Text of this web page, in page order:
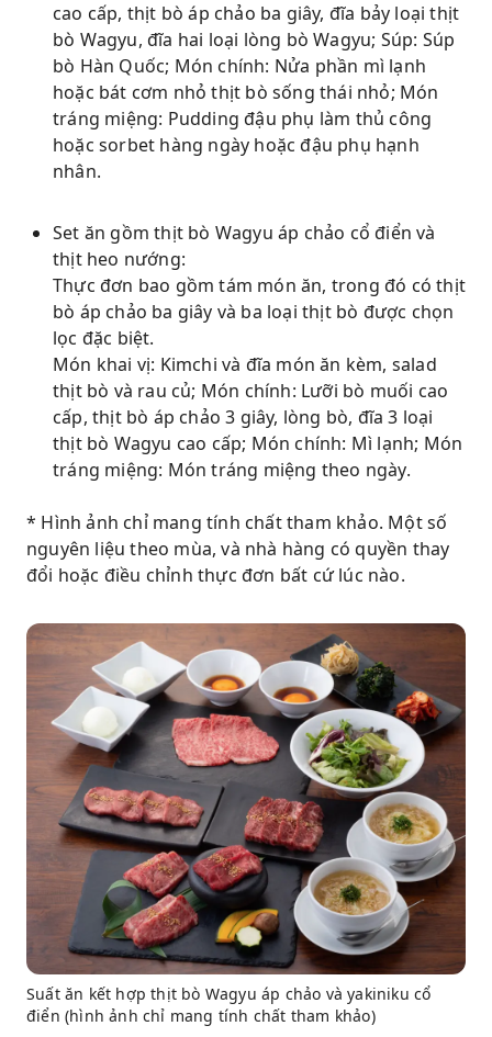
cao cấp, thịt bò áp chảo ba giây, đĩa bảy loại thịt
bò Wagyu, đĩa hai loại lòng bò Wagyu; Súp: Súp
bò Hàn Quốc; Món chính: Nửa phần mì lạnh
hoặc bát cơm nhỏ thịt bò sống thái nhỏ; Món
tráng miệng: Pudding đậu phụ làm thủ công
hoặc sorbet hàng ngày hoặc đậu phụ hạnh
nhân.
Set ăn gồm thịt bò Wagyu áp chảo cổ điển và
thịt heo nướng:
Thực đơn bao gồm tám món ăn, trong đó có thịt
bò áp chảo ba giây và ba loại thịt bò được chọn
lọc đặc biệt.
Món khai vị: Kimchi và đĩa món ăn kèm, salad
thịt bò và rau củ; Món chính: Lưỡi bò muối cao
cấp, thịt bò áp chảo 3 giây, lòng bò, đĩa 3 loại
thịt bò Wagyu cao cấp; Món chính: Mì lạnh; Món
tráng miệng: Món tráng miệng theo ngày.
* Hình ảnh chỉ mang tính chất tham khảo. Một số
nguyên liệu theo mùa, và nhà hàng có quyền thay
đổi hoặc điều chỉnh thực đơn bất cứ lúc nào.
Suất ăn kết hợp thịt bò Wagyu áp chảo và yakiniku cổ
điển (hình ảnh chỉ mang tính chất tham khảo)